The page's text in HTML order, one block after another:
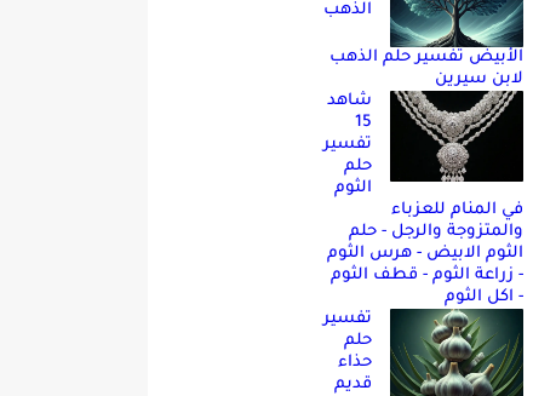
الذهب
الأبيض تفسير حلم الذهب
لابن سيرين
شاهد
15
تفسير
حلم
الثوم
في المنام للعزباء
والمتزوجة والرجل - حلم
الثوم الابيض - هرس الثوم
- زراعة الثوم - قطف الثوم
- اكل الثوم
تفسير
حلم
حذاء
قديم